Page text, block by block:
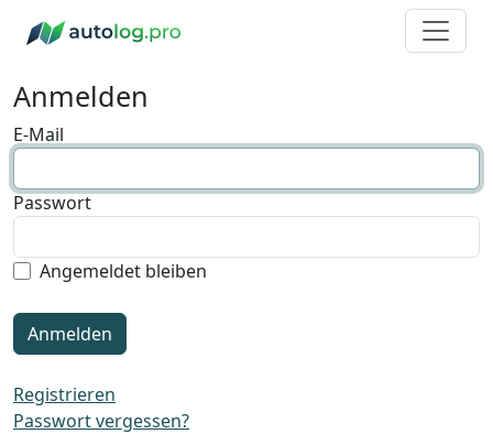
Anmelden
E-Mail
Passwort
Angemeldet bleiben
Registrieren
Passwort vergessen?